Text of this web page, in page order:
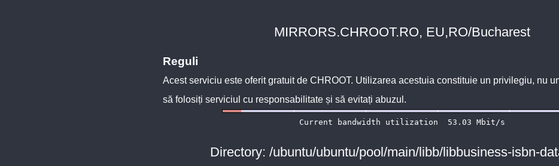
MIRRORS.CHROOT.RO, EU,RO/Bucharest
Reguli
Acest serviciu este oferit gratuit de CHROOT. Utilizarea acestuia constituie un privilegiu, nu
să folosiți serviciul cu responsabilitate și să evitați abuzul.
Directory: /ubuntu/ubuntu/pool/main/libb/libbusiness-isbn-